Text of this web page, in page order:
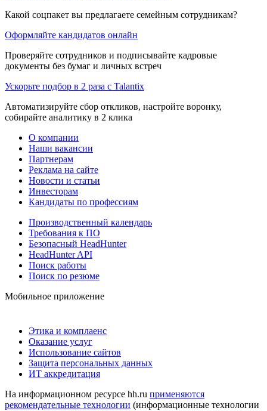
Какой соцпакет вы предлагаете семейным сотрудникам?
Оформляйте кандидатов онлайн
Проверяйте сотрудников и подписывайте кадровые
документы без бумаг и личных встреч
Ускорьте подбор в 2 раза с Talantix
Автоматизируйте сбор откликов, настройте воронку,
собирайте аналитику в 2 клика
О компании
Наши вакансии
Партнерам
Реклама на сайте
Новости и статьи
Инвесторам
Кандидаты по профессиям
Производственный календарь
Требования к ПО
Безопасный HeadHunter
HeadHunter API
Поиск работы
Поиск по резюме
Мобильное приложение
Этика и комплаенс
Оказание услуг
Использование сайтов
Защита персональных данных
ИТ аккредитация
На информационном ресурсе hh.ru применяются
рекомендательные технологии (информационные технологии